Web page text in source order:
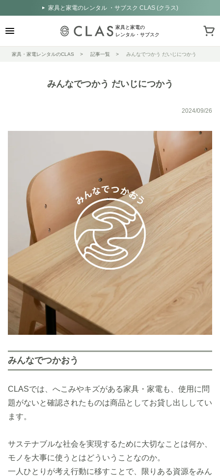
家具と家電のレンタル ・サブスク CLAS (クラス)
家具と家電の
レンタル・サブスク
家具・家電レンタルのCLAS 記事一覧 みんなでつかう だいじにつかう
みんなでつかう だいじにつかう
2024/09/26
みんなでつかおう
CLASでは、へこみやキズがある家具・家電も、使用に問
題がないと確認されたものは商品としてお貸し出ししてい
ます。
サステナブルな社会を実現するために大切なことは何か、
モノを大事に使うとはどういうことなのか。
一人ひとりが考え行動に移すことで、限りある資源をみん